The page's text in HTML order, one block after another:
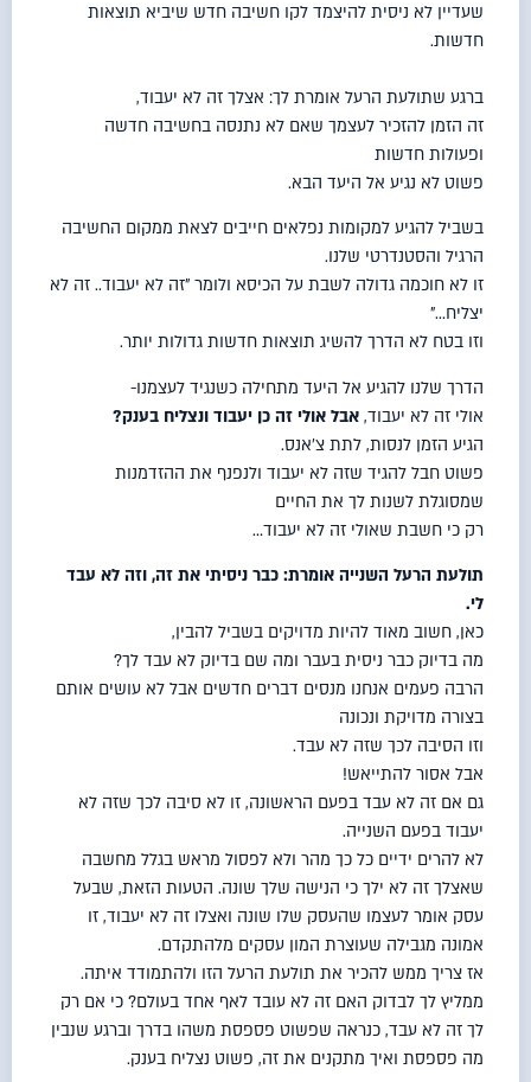
שעדיין לא ניסית להיצמד לקו חשיבה חדש שיביא תוצאות
חדשות.
ברגע שתולעת הרעל אומרת לך: אצלך זה לא יעבוד,
זה הזמן להזכיר לעצמך שאם לא נתנסה בחשיבה חדשה
ופעולות חדשות
פשוט לא נגיע אל היעד הבא.
בשביל להגיע למקומות נפלאים חייבים לצאת ממקום החשיבה
הרגיל והסטנדרטי שלנו.
זו לא חוכמה גדולה לשבת על הכיסא ולומר "זה לא יעבוד.. זה לא
יצליח…"
וזו בטח לא הדרך להשיג תוצאות חדשות גדולות יותר.
הדרך שלנו להגיע אל היעד מתחילה כשנגיד לעצמנו-
אולי זה לא יעבוד, אבל אולי זה כן יעבוד ונצליח בענק?
הגיע הזמן לנסות, לתת צ'אנס.
פשוט חבל להגיד שזה לא יעבוד ולנפנף את ההזדמנות
שמסוגלת לשנות לך את החיים
רק כי חשבת שאולי זה לא יעבוד…
תולעת הרעל השנייה אומרת: כבר ניסיתי את זה, וזה לא עבד
לי.
כאן, חשוב מאוד להיות מדויקים בשביל להבין,
מה בדיוק כבר ניסית בעבר ומה שם בדיוק לא עבד לך?
הרבה פעמים אנחנו מנסים דברים חדשים אבל לא עושים אותם
בצורה מדויקת ונכונה
וזו הסיבה לכך שזה לא עבד.
אבל אסור להתייאש!
גם אם זה לא עבד בפעם הראשונה, זו לא סיבה לכך שזה לא
יעבוד בפעם השנייה.
לא להרים ידיים כל כך מהר ולא לפסול מראש בגלל מחשבה
שאצלך זה לא ילך כי הנישה שלך שונה. הטעות הזאת, שבעל
עסק אומר לעצמו שהעסק שלו שונה ואצלו זה לא יעבוד, זו
אמונה מגבילה שעוצרת המון עסקים מלהתקדם.
אז צריך ממש להכיר את תולעת הרעל הזו ולהתמודד איתה.
ממליץ לך לבדוק האם זה לא עובד לאף אחד בעולם? כי אם רק
לך זה לא עבד, כנראה שפשוט פספסת משהו בדרך וברגע שנבין
מה פספסת ואיך מתקנים את זה, פשוט נצליח בענק.